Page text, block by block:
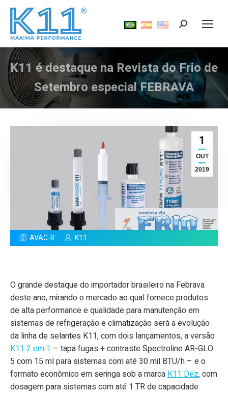
Search:
K11 é destaque na Revista do Frio de
Setembro especial FEBRAVA
Você está aqui:
1
OUT
2019
AVAC-R K11
O grande destaque do importador brasileiro na Febrava
deste ano, mirando o mercado ao qual fornece produtos
de alta performance e qualidade para manutenção em
sistemas de refrigeração e climatização será a evolução
da linha de selantes K11, com dois lançamentos, a versão
K11 2 em 1 – tapa fugas + contraste Spectroline AR-GLO
5 com 15 ml para sistemas com até 30 mil BTU/h – e o
formato econômico em seringa sob a marcaK11 Dez, com
dosagem para sistemas com até 1 TR de capacidade.